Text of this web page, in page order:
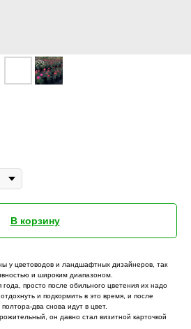
В корзину
у цветоводов и ландшафтных дизайнеров, так
и широким диапазоном.
года, просто после обильного цветения их надо
и подкормить в это время, и после
два снова идут в цвет.
он давно стал визитной карточкой